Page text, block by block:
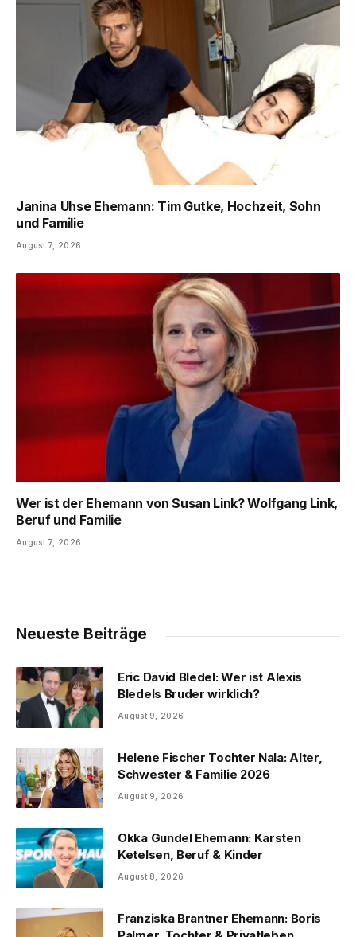
Janina Uhse Ehemann: Tim Gutke, Hochzeit, Sohn
und Familie
August 7, 2026
Wer ist der Ehemann von Susan Link? Wolfgang Link,
Beruf und Familie
August 7, 2026
Neueste Beiträge
Eric David Bledel: Wer ist Alexis
Bledels Bruder wirklich?
August 9, 2026
Helene Fischer Tochter Nala: Alter,
Schwester & Familie 2026
August 9, 2026
Okka Gundel Ehemann: Karsten
Ketelsen, Beruf & Kinder
August 8, 2026
Franziska Brantner Ehemann: Boris